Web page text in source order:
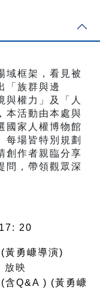
域框架，看見被
「族群與邊
與權力」及「人
本活動由本處與
國家人權博物館
每場皆特別規劃
創作者親臨分享
問，帶領觀眾深
20
勇嵻導演)
放映
Q&A ) (黃勇嵻